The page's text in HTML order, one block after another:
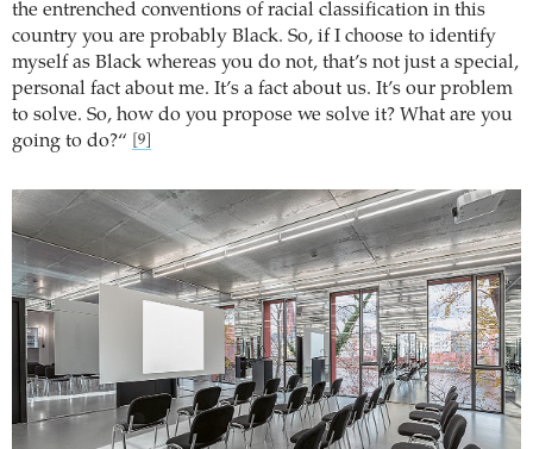
the entrenched conventions of racial classification in this
country you are probably Black. So, if I choose to identify
myself as Black whereas you do not, that’s not just a special,
personal fact about me. It’s a fact about us. It’s our problem
to solve. So, how do you propose we solve it? What are you
going to do?“
[9]